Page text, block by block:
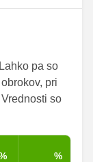
pa so
pri
so
%